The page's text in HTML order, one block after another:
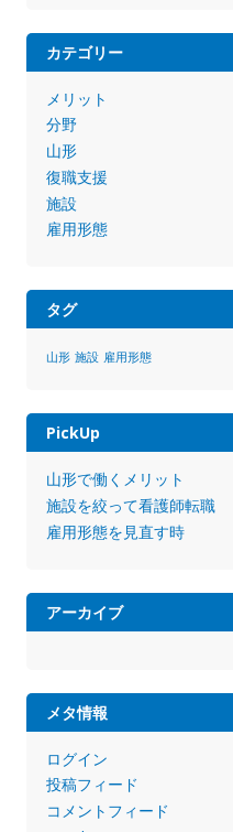
カテゴリー
メリット
分野
山形
復職支援
施設
雇用形態
タグ
山形 施設 雇用形態
PickUp
山形で働くメリット
施設を絞って看護師転職
雇用形態を見直す時
アーカイブ
メタ情報
ログイン
投稿フィード
コメントフィード